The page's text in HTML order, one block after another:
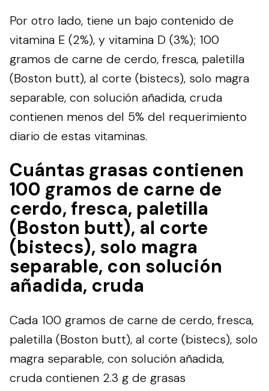
Por otro lado, tiene un bajo contenido de
vitamina E (2%), y vitamina D (3%); 100
gramos de carne de cerdo, fresca, paletilla
(Boston butt), al corte (bistecs), solo magra
separable, con solución añadida, cruda
contienen menos del 5% del requerimiento
diario de estas vitaminas.
Cuántas grasas contienen
100 gramos de carne de
cerdo, fresca, paletilla
(Boston butt), al corte
(bistecs), solo magra
separable, con solución
añadida, cruda
Cada 100 gramos de carne de cerdo, fresca,
paletilla (Boston butt), al corte (bistecs), solo
magra separable, con solución añadida,
cruda contienen 2.3 g de grasas